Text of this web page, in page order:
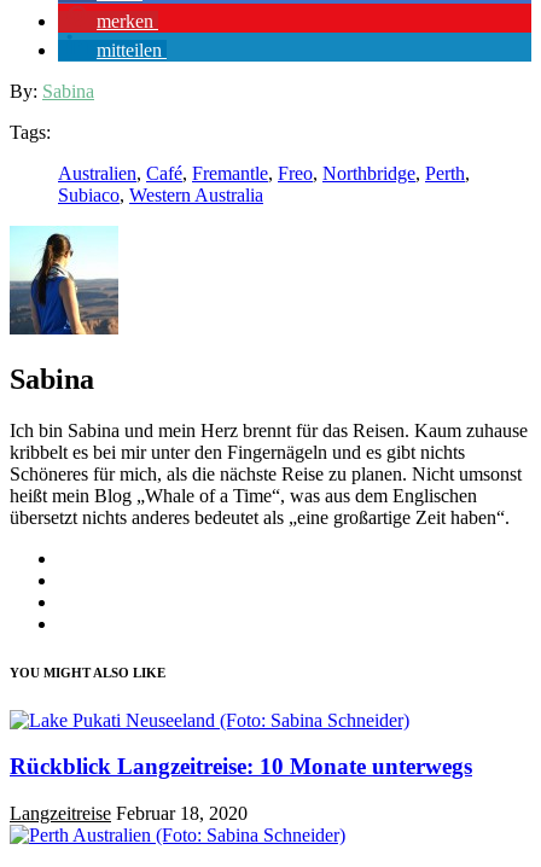
merken
mitteilen
By: Sabina
Tags:
Australien, Café, Fremantle, Freo, Northbridge, Perth,
Subiaco, Western Australia
Sabina
Ich bin Sabina und mein Herz brennt für das Reisen. Kaum zuhause
kribbelt es bei mir unter den Fingernägeln und es gibt nichts
Schöneres für mich, als die nächste Reise zu planen. Nicht umsonst
heißt mein Blog „Whale of a Time“, was aus dem Englischen
übersetzt nichts anderes bedeutet als „eine großartige Zeit haben“.
YOU MIGHT ALSO LIKE
Rückblick Langzeitreise: 10 Monate unterwegs
Langzeitreise Februar 18, 2020